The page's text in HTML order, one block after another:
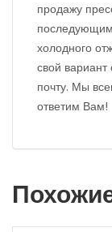
продажу
последующим
холодного
свой вариант
почту. Мы
ответим Вам!